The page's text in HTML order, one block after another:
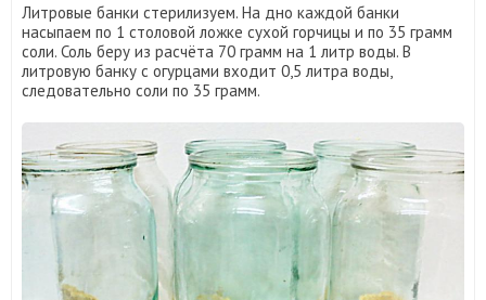
Литровые банки стерилизуем. На дно каждой банки
насыпаем по 1 столовой ложке сухой горчицы и по 35 грамм
соли. Соль беру из расчёта 70 грамм на 1 литр воды. В
литровую банку с огурцами входит 0,5 литра воды,
следовательно соли по 35 грамм.